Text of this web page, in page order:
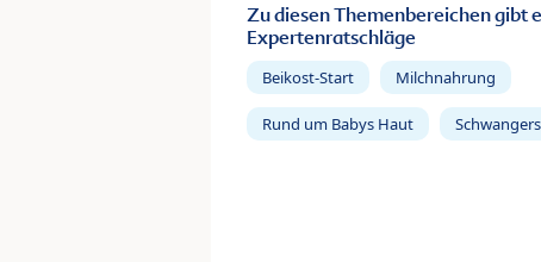
Zu diesen Themenbereichen gibt
Expertenratschläge
Beikost-Start Milchnahrung
Rund um Babys Haut